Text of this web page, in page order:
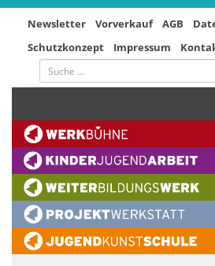
Newsletter Vorverkauf AGB
Schutzkonzept
Impressum